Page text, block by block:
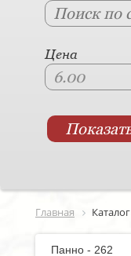
Цена
Главная Каталог
Панно - 262